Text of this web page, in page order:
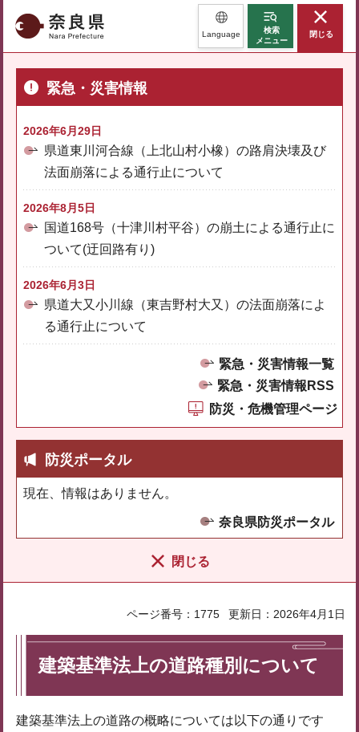
奈良県 Language
検索
メニュー
閉じる
緊急・災害情報
2026年6月29日
県道東川河合線（上北山村小橡）の路肩決壊及び
法面崩落による通行止について
2026年8月5日
国道168号（十津川村平谷）の崩土による通行止に
ついて(迂回路有り)
2026年6月3日
県道大又小川線（東吉野村大又）の法面崩落によ
る通行止について
緊急・災害情報一覧
緊急・災害情報RSS
防災・危機管理ページ
防災ポータル
現在、情報はありません。
奈良県防災ポータル
閉じる
ページ番号：1775 更新日：2026年4月1日
建築基準法上の道路種別について
建築基準法上の道路の概略については以下の通りです